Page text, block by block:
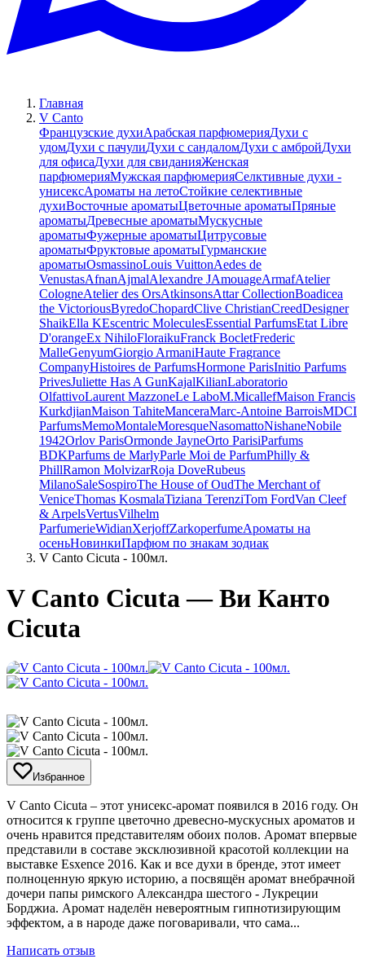
Главная
V Canto
Французские духиАрабская парфюмерияДухи с
удомДухи с пачулиДухи с сандаломДухи с амбройДухи
для офисаДухи для свиданияЖенская
парфюмерияМужская парфюмерияСелктивные духи -
унисексАроматы на летоСтойкие селективные
духиВосточные ароматыЦветочные ароматыПряные
ароматыДревесные ароматыМускусные
ароматыФужерные ароматыЦитрусовые
ароматыФруктовые ароматыГурманские
ароматыOsmassinoLouis VuittonAedes de
VenustasAfnanAjmalAlexandre JAmouageArmafAtelier
CologneAtelier des OrsAtkinsonsAttar CollectionBoadicea
the VictoriousByredoChopardClive ChristianCreedDesigner
ShaikElla KEscentric MoleculesEssential ParfumsEtat Libre
D'orangeEx NihiloFloraikuFranck BocletFrederic
MalleGenyumGiorgio ArmaniHaute Fragrance
CompanyHistoires de ParfumsHormone ParisInitio Parfums
PrivesJuliette Has A GunKajalKilianLaboratorio
OlfattivoLaurent MazzoneLe LaboM.MicallefMaison Francis
KurkdjianMaison TahiteManceraMarc-Antoine BarroisMDCI
ParfumsMemoMontaleMoresqueNasomattoNishaneNobile
1942Orlov ParisOrmonde JayneOrto ParisiParfums
BDKParfums de MarlyParle Moi de ParfumPhilly &
PhillRamon MolvizarRoja DoveRubeus
MilanoSaleSospiroThe House of OudThe Merchant of
VeniceThomas KosmalaTiziana TerenziTom FordVan Cleef
& ArpelsVertusVilhelm
ParfumerieWidianXerjoffZarkoperfumeАроматы на
осеньНовинкиПарфюм по знакам зодиак
V Canto Cicuta - 100мл.
V Canto Cicuta — Ви Канто
Cicuta
Избранное
​V Canto Cicuta – этот унисекс-аромат появился в 2016 году. Он
относится к группе цветочно древесно-мускусных ароматов и
очень нравится представителям обоих полов. Аромат впервые
представили в составе эксклюзивной красотой коллекции на
выставке Esxence 2016. Как и все духи в бренде, этот имеет
полноценную яркую историю, а посвящён аромат внебрачной
дочери папы римского Александра шестого - Лукреции
Борджиа. Аромат наделён невероятным гипнотизирующим
эффектом, а в народе даже поговаривали, что сама...
Написать отзыв